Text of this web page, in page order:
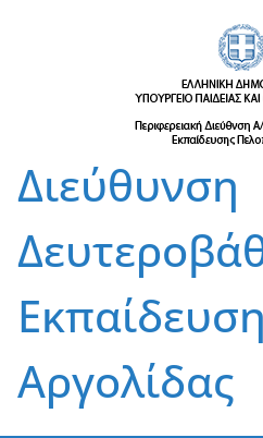
Διεύθυνση
Αργολίδας